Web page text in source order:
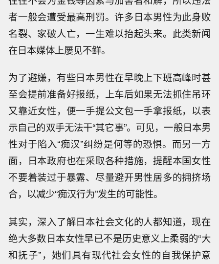
者一般会遭受最高刑罚。许多日本男性为此身败
名裂、家破人亡，一生难以抬起头来。此类新闻
在日本媒体上屡见不鲜。
为了避嫌，有些日本男性在早晚上下班高峰时甚
至会提前准备好报纸，上车后如果无法抓住吊环
又靠近女性，便一手提公文包一手拿报纸，以表
示自己的双手无法干“其它事”。可见，一般日本男
性对于陷入“痴汉”纠纷是何等的恐惧。而另一方
面，日本政府也在采取各种措施，提醒本国女性
不要着装过于暴露、尽量避开男性居多的拥挤场
合，以减少“痴汉行为”发生的可能性。
其实，深入了解日本社会文化的人都知道，现在
绝大多数日本女性早已不是历史意义上柔弱的“大
和抚子”，她们具有现代社会女性的自我保护意